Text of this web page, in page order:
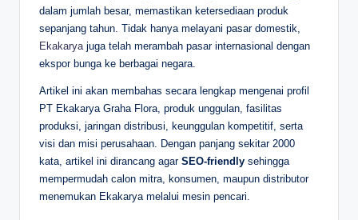
dalam jumlah besar, memastikan ketersediaan produk
sepanjang tahun. Tidak hanya melayani pasar domestik,
Ekakarya juga telah merambah pasar internasional dengan
ekspor bunga ke berbagai negara.
Artikel ini akan membahas secara lengkap mengenai profil
PT Ekakarya Graha Flora, produk unggulan, fasilitas
produksi, jaringan distribusi, keunggulan kompetitif, serta
visi dan misi perusahaan. Dengan panjang sekitar 2000
kata, artikel ini dirancang agar SEO-friendly sehingga
mempermudah calon mitra, konsumen, maupun distributor
menemukan Ekakarya melalui mesin pencari.